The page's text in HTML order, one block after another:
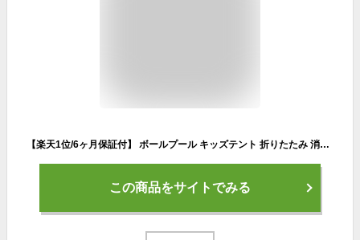
【楽天1位/6ヶ月保証付】 ボールプール キッズテント 折りたたみ 消防車 パトカー 女の子 男の子 子供 テント 室内 遊び おもちゃ 室外 収納バッグ付 アイスクリーム屋さん キッズ テント ハウス プレイハウス 屋外 キャンプ 庭 誕生日 出産祝 クリスマス プレゼント に最適
この商品をサイトでみる